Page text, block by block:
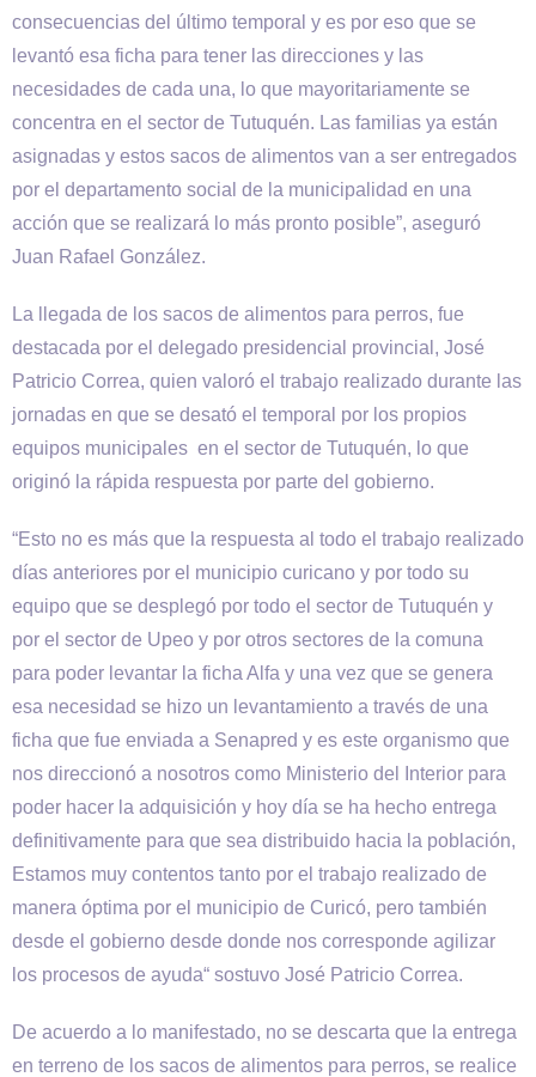
consecuencias del último temporal y es por eso que se
levantó esa ficha para tener las direcciones y las
necesidades de cada una, lo que mayoritariamente se
concentra en el sector de Tutuquén. Las familias ya están
asignadas y estos sacos de alimentos van a ser entregados
por el departamento social de la municipalidad en una
acción que se realizará lo más pronto posible”, aseguró
Juan Rafael González.
La llegada de los sacos de alimentos para perros, fue
destacada por el delegado presidencial provincial, José
Patricio Correa, quien valoró el trabajo realizado durante las
jornadas en que se desató el temporal por los propios
equipos municipales en el sector de Tutuquén, lo que
originó la rápida respuesta por parte del gobierno.
“Esto no es más que la respuesta al todo el trabajo realizado
días anteriores por el municipio curicano y por todo su
equipo que se desplegó por todo el sector de Tutuquén y
por el sector de Upeo y por otros sectores de la comuna
para poder levantar la ficha Alfa y una vez que se genera
esa necesidad se hizo un levantamiento a través de una
ficha que fue enviada a Senapred y es este organismo que
nos direccionó a nosotros como Ministerio del Interior para
poder hacer la adquisición y hoy día se ha hecho entrega
definitivamente para que sea distribuido hacia la población,
Estamos muy contentos tanto por el trabajo realizado de
manera óptima por el municipio de Curicó, pero también
desde el gobierno desde donde nos corresponde agilizar
los procesos de ayuda“ sostuvo José Patricio Correa.
De acuerdo a lo manifestado, no se descarta que la entrega
en terreno de los sacos de alimentos para perros, se realice